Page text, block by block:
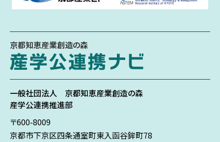
京都知恵産業創造の森
一般社団法人 京都知恵産業創造の森
産学公連携推進部
〒600-8009
京都市下京区四条通室町東入函谷鉾町78